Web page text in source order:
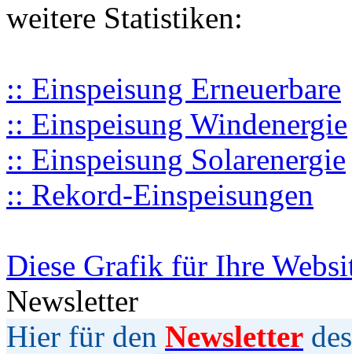
weitere Statistiken:
:: Einspeisung Erneuerbare
:: Einspeisung Windenergie
:: Einspeisung Solarenergie
:: Rekord-Einspeisungen
Diese Grafik für Ihre
Newsletter
Hier für den Newsletter